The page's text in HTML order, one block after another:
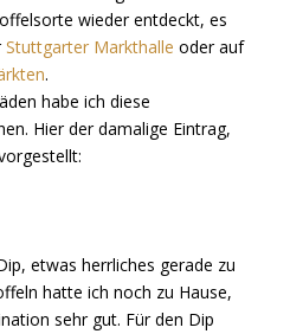
wieder entdeckt, es
Stuttgarter Markthalle oder auf
.
habe ich diese
Hier der damalige Eintrag,
etwas herrliches gerade zu
hatte ich noch zu Hause,
sehr gut. Für den Dip